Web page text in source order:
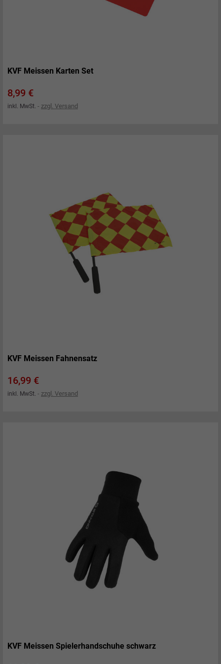
KVF Meissen Karten Set
Preis
8,99 €
inkl. MwSt. zzgl. Versand
KVF Meissen Fahnensatz
Preis
16,99 €
inkl. MwSt. zzgl. Versand
KVF Meissen Spielerhandschuhe schwarz